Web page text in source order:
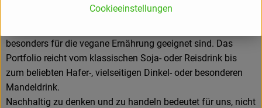
Pflanzendrinks und Cuisine-Produkte in Bioqualität, die alle
besonders für die vegane Ernährung geeignet sind. Das
Portfolio reicht vom klassischen Soja- oder Reisdrink bis
zum beliebten Hafer-, vielseitigen Dinkel- oder besonderen
Mandeldrink.
Nachhaltig zu denken und zu handeln bedeutet für uns, nicht
Cookieeinstellungen